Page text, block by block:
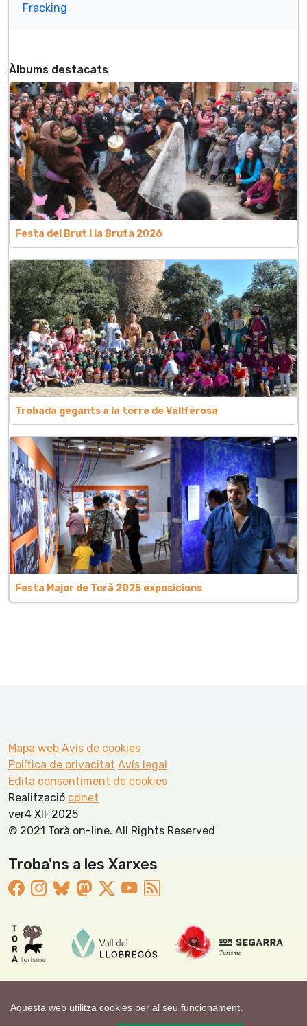
Aquesta web utilitza cookies per al seu funcionament.
Fracking
Àlbums destacats
Festa del Brut l la Bruta 2026
Trobada gegants a la torre de Vallferosa
Festa Major de Torà 2025 exposicions
Mapa web Avís de cookies
Política de privacitat Avís legal
Edita consentiment de cookies
Realització cdnet
ver4 XII-2025
© 2021 Torà on-line. All Rights Reserved
Troba'ns a les Xarxes